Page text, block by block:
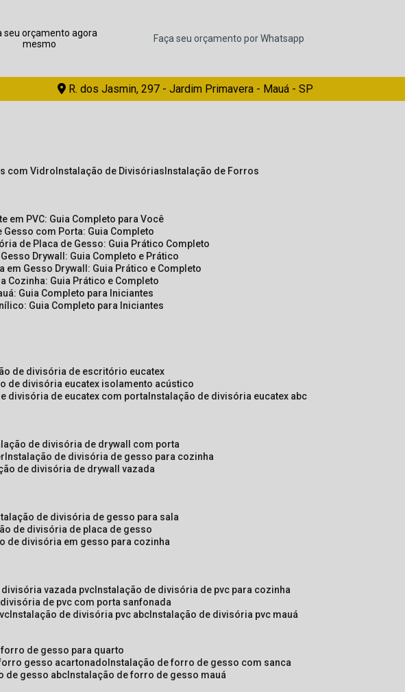
seu orçamento agora
mesmo
Faça seu orçamento por Whatsapp
R. dos Jasmin, 297 - Jardim Primavera - Mauá - SP
com Vidro Instalação de Divisórias Instalação de Forros
em PVC: Guia Completo para Você
Gesso com Porta: Guia Completo
de Placa de Gesso: Guia Prático Completo
Drywall: Guia Completo e Prático
em Gesso Drywall: Guia Prático e Completo
Cozinha: Guia Prático e Completo
Guia Completo para Iniciantes
Guia Completo para Iniciantes
de divisória de escritório eucatex
de divisória eucatex isolamento acústico
divisória de eucatex com porta instalação de divisória eucatex abc
de divisória de drywall com porta
instalação de divisória de gesso para cozinha
de divisória de drywall vazada
de divisória de gesso para sala
de divisória de placa de gesso
de divisória em gesso para cozinha
divisória vazada pvc instalação de divisória de pvc para cozinha
de pvc com porta sanfonada
instalação de divisória pvc abc instalação de divisória pvc mauá
forro de gesso para quarto
gesso acartonado instalação de forro de gesso com sanca
de gesso abc instalação de forro de gesso mauá